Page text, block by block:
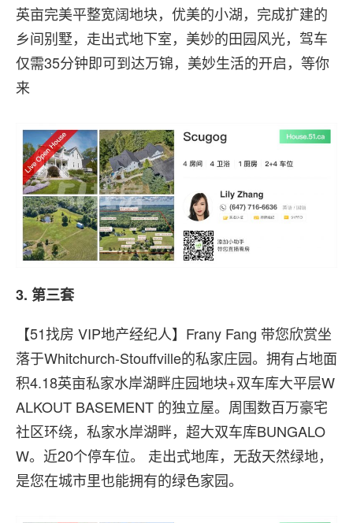
英亩完美平整宽阔地块，优美的小湖，完成扩建的
乡间别墅，走出式地下室，美妙的田园风光，驾车
仅需35分钟即可到达万锦，美妙生活的开启，等你
来
3. 第三套
【51找房 VIP地产经纪人】Frany Fang 带您欣赏坐
落于Whitchurch-Stouffville的私家庄园。拥有占地面
积4.18英亩私家水岸湖畔庄园地块+双车库大平层W
ALKOUT BASEMENT 的独立屋。周围数百万豪宅
社区环绕，私家水岸湖畔，超大双车库BUNGALO
W。近20个停车位。 走出式地库，无敌天然绿地，
是您在城市里也能拥有的绿色家园。